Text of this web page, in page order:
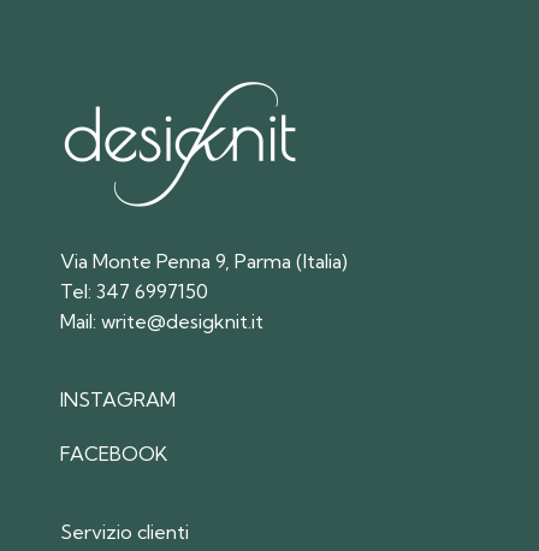
Via Monte Penna 9, Parma (Italia)
Tel:347 6997150
Mail:write@desigknit.it
INSTAGRAM
FACEBOOK
Servizio clienti